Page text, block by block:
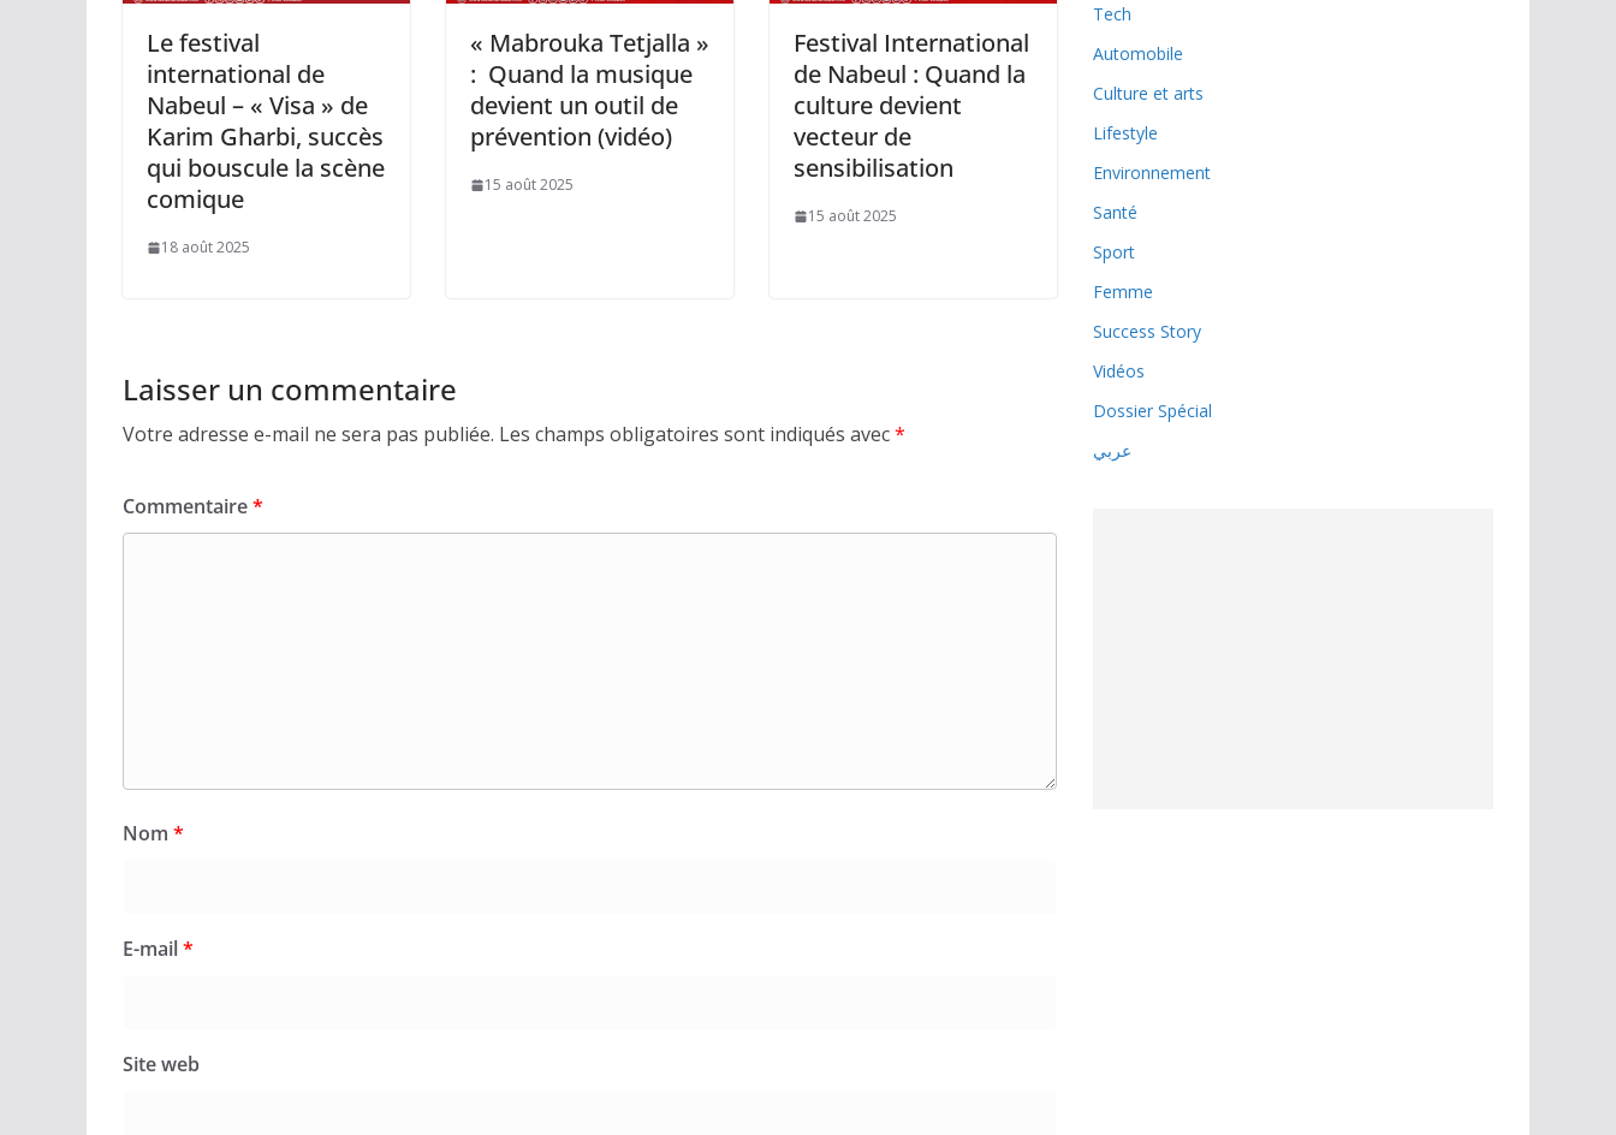
Le festival
international de
Nabeul – « Visa » de
Karim Gharbi, succès
qui bouscule la scène
comique
18 août 2025
« Mabrouka Tetjalla »
: Quand la musique
devient un outil de
prévention (vidéo)
15 août 2025
Festival International
de Nabeul : Quand la
culture devient
vecteur de
sensibilisation
15 août 2025
Laisser un commentaire
Votre adresse e-mail ne sera pas publiée. Les champs obligatoires sont indiqués avec*
Commentaire*
Nom *
E-mail*
Site web
Tech
Automobile
Culture et arts
Lifestyle
Environnement
Santé
Sport
Femme
Success Story
Vidéos
Dossier Spécial
عربي